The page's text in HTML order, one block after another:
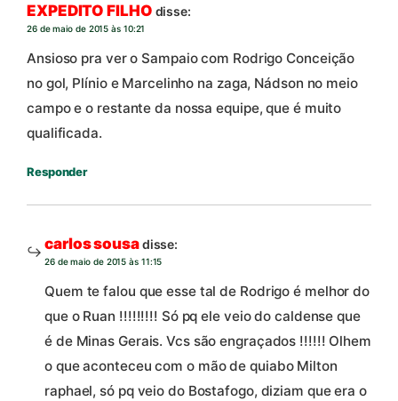
EXPEDITO FILHO disse:
26 de maio de 2015 às 10:21
Ansioso pra ver o Sampaio com Rodrigo Conceição
no gol, Plínio e Marcelinho na zaga, Nádson no meio
campo e o restante da nossa equipe, que é muito
qualificada.
Responder
carlos sousadisse:
26 de maio de 2015 às 11:15
Quem te falou que esse tal de Rodrigo é melhor do
que o Ruan !!!!!!!!! Só pq ele veio do caldense que
é de Minas Gerais. Vcs são engraçados !!!!!! Olhem
o que aconteceu com o mão de quiabo Milton
raphael, só pq veio do Bostafogo, diziam que era o